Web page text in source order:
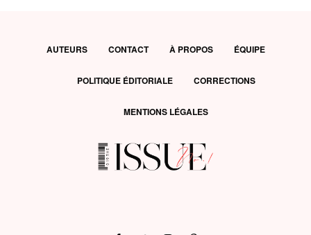
AUTEURS CONTACT À PROPOS ÉQUIPE
POLITIQUE ÉDITORIALE CORRECTIONS
MENTIONS LÉGALES